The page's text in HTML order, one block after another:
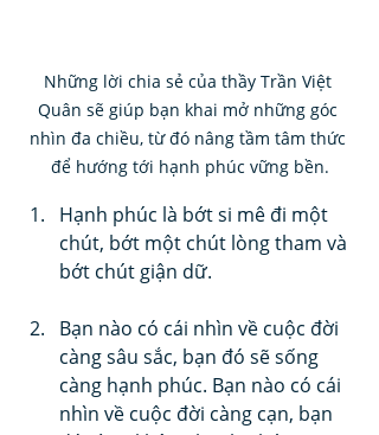
Những lời chia sẻ của thầy Trần Việt
Quân sẽ giúp bạn khai mở những góc
nhìn đa chiều, từ đó nâng tầm tâm thức
để hướng tới hạnh phúc vững bền.
Hạnh phúc là bớt si mê đi một
chút, bớt một chút lòng tham và
bớt chút giận dữ.
Bạn nào có cái nhìn về cuộc đời
càng sâu sắc, bạn đó sẽ sống
càng hạnh phúc. Bạn nào có cái
nhìn về cuộc đời càng cạn, bạn